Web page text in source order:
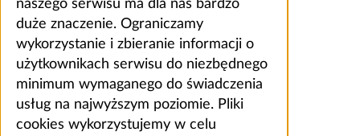
naszego serwisu ma dla nas bardzo
duże znaczenie. Ograniczamy
wykorzystanie i zbieranie informacji o
użytkownikach serwisu do niezbędnego
minimum wymaganego do świadczenia
usług na najwyższym poziomie. Pliki
cookies wykorzystujemy w celu